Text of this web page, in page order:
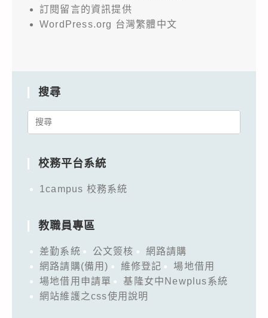
訂閱留言的資訊提供
WordPress.org 台灣繁體中文
搜尋
Search
校務平台系統
1campus 校務系統
教職員專區
差勤系統 公文簽核
網路請購
網路請購(備用)
維修登記
場地借用
場地借用申請單
基隆女中Newplus系統
網站維護之css使用說明